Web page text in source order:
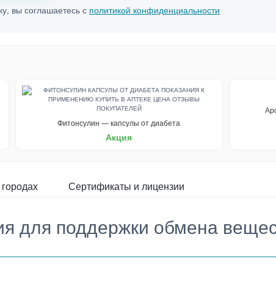
вы соглашаетесь с политикой конфиденциальности
Фитонсулин — капсулы от диабета
Акция
Сертификаты и лицензии
для поддержки обмена